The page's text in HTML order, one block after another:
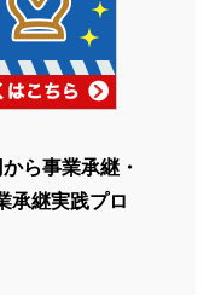
ら事業承継・
承継実践プロ